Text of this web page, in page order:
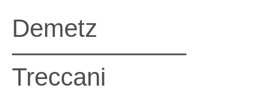
Demetz
———————
Treccani